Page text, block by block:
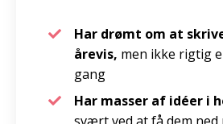
Har drømt om at
årevis, men ikke rigtig
gang
Har masser af idéer i